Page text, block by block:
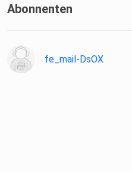
Abonnenten
fe_mail-DsOX